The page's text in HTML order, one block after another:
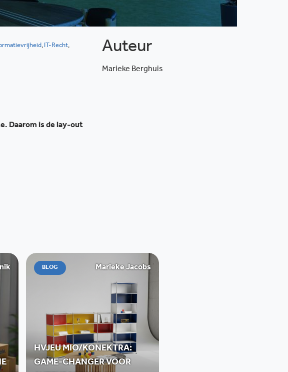
, IT-Recht,
Daarom is de lay-out
Auteur
Marieke Berghuis
BLOG Marieke Jacobs
HVJEU MIO/KONEKTRA:
GAME-CHANGER VOOR